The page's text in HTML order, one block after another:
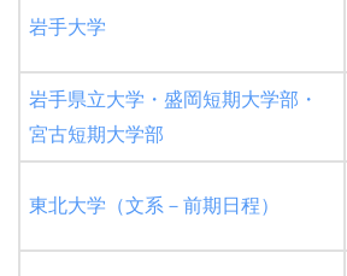
岩手大学
岩手県立大学・盛岡短期大学部・
宮古短期大学部
東北大学（文系－前期日程）